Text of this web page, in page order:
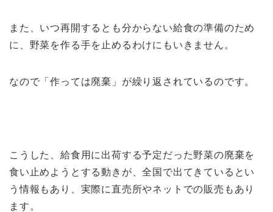
また、いつ再開するとも分からない給食の準備のため
に、野菜を作る手を止めるわけにもいきません。
なので「作っては廃棄」が繰り返されているのです。
こうした、給食用に出荷する予定だった野菜の廃棄を
食い止めようとする動きが、全国で出てきているとい
う情報もあり、実際に直売所やネットでの販売もあり
ます。